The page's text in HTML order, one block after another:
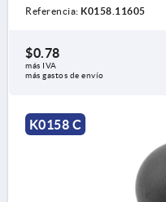
Referencia: K0158.11605
$0.78
más IVA
más gastos de envío
K0158 C